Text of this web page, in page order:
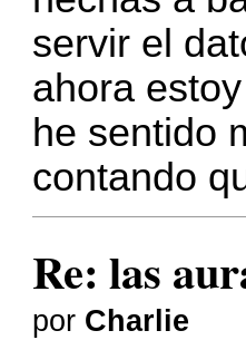
servir el
ahora
he sentido
contando
Re: las
por Charlie